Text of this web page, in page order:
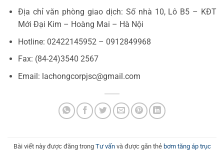
Địa chỉ văn phòng giao dịch: Số nhà 10, Lô B5 – KĐT
Mới Đại Kim – Hoàng Mai – Hà Nội
Hotline: 02422145952 – 0912849968
Fax: (84-24)3540 2567
Email: lachongcorpjsc@gmail.com
Bài viết này được đăng trong Tư vấnvà được gắn thẻ bơm tăng áp trục